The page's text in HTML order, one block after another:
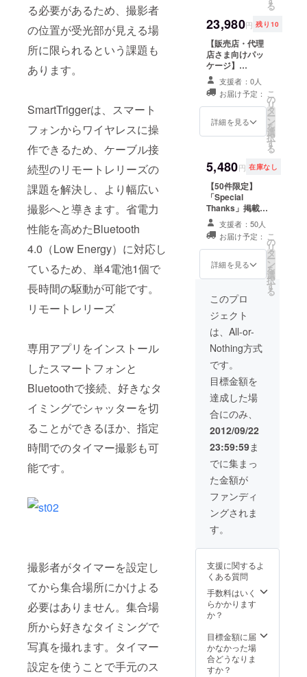
る必要があるため、撮影者
の位置が受光部が見える場
所に限られるという課題も
あります。
SmartTriggerは、スマート
フォンからワイヤレスに操
作できるため、ケーブル接
続型のリモートレリーズの
課題を解決し、より幅広い
撮影へと導きます。省電力
性能を高めたBluetooth
4.0（Low Energy）に対応し
ているため、単4電池1個で
長時間の駆動が可能です。
リモートレリーズ
専用アプリをインストール
したスマートフォンと
Bluetoothで接続、好きなタ
イミングでシャッターを切
ることができるほか、指定
時間でのタイマー撮影も可
能です。
撮影者がタイマーを設定し
てから集合場所にかけよる
必要はありません。集合場
所から好きなタイミングで
写真を撮れます。タイマー
設定を使うことで手元のス
と赤外線レリー
ズケーブルの2種
類をセットでお
送りします）
る
23,980円 残り10
【販売店・代理
店さま向けパッ
ケージ】
「Special
Thanks」掲載に
加え、Smart
Triggerとカメラ
接続ケーブルを5
セット、Cerevo
りします
支援者：0人
お届け予定：
詳細を見る
こ
の
リ
タ
ー
ン
を
選
択
す
る
5,480円 在庫なし
【50件限定】
「Special
Thanks」掲載に
加え、早期支援
向けリターンと
して、Smart
Trigger1台とデ
ジタルカメラ接
ステッカー2枚を
お送りします
（接続用ケーブ
ルはレリーズ
ケーブルまたは
赤外線レリーズ
ケーブルをお選
びいただけま
す）
支援者：50人
お届け予定：
詳細を見る
こ
の
リ
タ
ー
ン
を
選
択
す
る
このプロ
ジェクト
は、All-or-
Nothing方式
です。
目標金額を
達成した場
合にのみ、
2012/09/22
23:59:59ま
でに集まっ
た金額が
ファンディ
ングされま
す。
支援に関するよ
くある質問
手数料はいく
らかかります
か？
目標金額に届
かなかった場
合どうなりま
すか？